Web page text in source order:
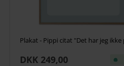
DKK 249,00